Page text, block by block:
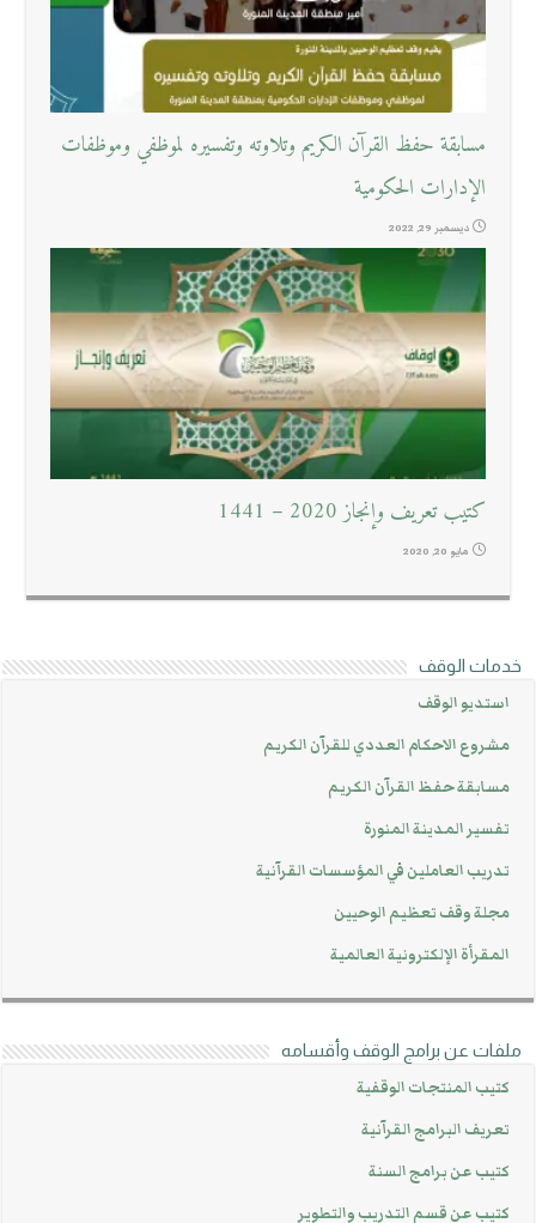
مسابقة حفظ القرآن الكريم وتلاوته وتفسيره لموظفي وموظفات
الإدارات الحكومية
ديسمبر 29, 2022
كتيب تعريف وإنجاز 2020 – 1441
مايو 20, 2020
خدمات الوقف
استديو الوقف
مشروع الاحكام العددي للقرآن الكريم
مسابقة حفظ القرآن الكريم
تفسير المدينة المنورة
تدريب العاملين في المؤسسات القرآنية
مجلة وقف تعظيم الوحيين
المقرأة الإلكترونية العالمية
ملفات عن برامج الوقف وأقسامه
كتيب المنتجات الوقفية
تعريف البرامج القرآنية
كتيب عن برامج السنة
كتيب عن قسم التدريب والتطوير